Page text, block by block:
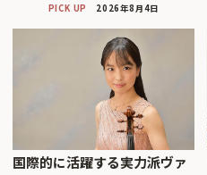
PICK UP 2026年8月4日
国際的に活躍する実力派ヴァ